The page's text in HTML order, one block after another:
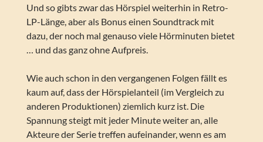
Und so gibts zwar das Hörspiel weiterhin in Retro-
LP-Länge, aber als Bonus einen Soundtrack mit
dazu, der noch mal genauso viele Hörminuten bietet
… und das ganz ohne Aufpreis.
Wie auch schon in den vergangenen Folgen fällt es
kaum auf, dass der Hörspielanteil (im Vergleich zu
anderen Produktionen) ziemlich kurz ist. Die
Spannung steigt mit jeder Minute weiter an, alle
Akteure der Serie treffen aufeinander, wenn es am